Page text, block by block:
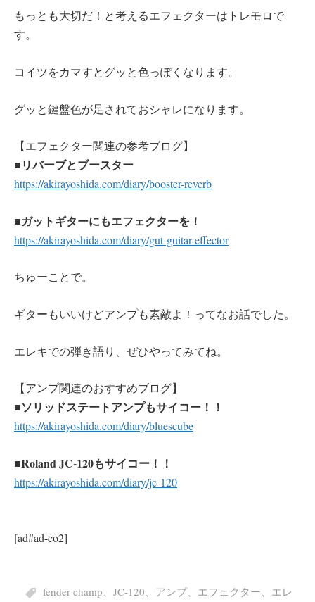
もっとも大切だ！と考えるエフェクターはトレモロで
す。
コイツをカマすとグッと色っぽくなります。
グッと鍵盤色が足されておシャレになります。
【エフェクター関連の参考ブログ】
■リバーブとブースター
https://akirayoshida.com/diary/booster-reverb
■ガットギターにもエフェクターを！
https://akirayoshida.com/diary/gut-guitar-effector
ちゅーことで。
ギターもいいけどアンプも素敵よ！ってなお話でした。
エレキでの弾き語り、ぜひやってみてね。
【アンプ関連のおすすめブログ】
■ソリッドステートアンプもサイコー！！
https://akirayoshida.com/diary/bluescube
■Roland JC-120もサイコー！！
https://akirayoshida.com/diary/jc-120
[ad#ad-co2]
fender champ JC-120 アンプ、 エフェクター
エレ